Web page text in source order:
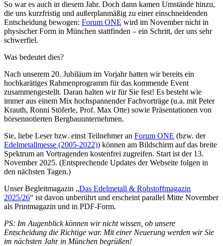
So war es auch in diesem Jahr. Doch dann kamen Umstände hinzu,
die uns kurzfristig und außerplanmäßig zu einer einschneidenden
Entscheidung bewogen: Forum ONE wird im November nicht in
physischer Form in München stattfinden – ein Schritt, der uns sehr
schwerfiel.
Was bedeutet dies?
Nach unserem 20. Jubiläum im Vorjahr hatten wir bereits ein
hochkarätiges Rahmenprogramm für das kommende Event
zusammengestellt. Daran halten wir für Sie fest! Es besteht wie
immer aus einem Mix hochspannender Fachvorträge (u.a. mit Peter
Krauth, Ronni Stöferle, Prof. Max Otte) sowie Präsentationen von
börsennotierten Bergbauunternehmen.
Sie, liebe Leser bzw. einst Teilnehmer an Forum ONE (bzw. der
Edelmetallmesse (2005-2022)) können am Bildschirm auf das breite
Spektrum an Vortragenden kostenfrei zugreifen. Start ist der 13.
November 2025. (Entsprechende Updates der Webseite folgen in
den nächsten Tagen.)
Unser Begleitmagazin „Das Edelmetall & Rohstoffmagazin
2025/26“ ist davon unberührt und erscheint parallel Mitte November
als Printmagazin und in PDF-Form.
PS: Im Augenblick können wir nicht wissen, ob unsere
Entscheidung die Richtige war. Mit einer Neuerung werden wir Sie
im nächsten Jahr in München begrüßen!